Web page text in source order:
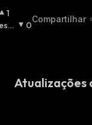
1
0
Compartilhar
Atualizações